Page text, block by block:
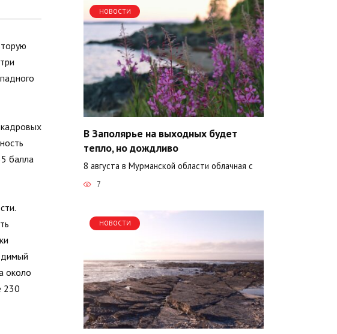
балла
около
230
НОВОСТИ
В Заполярье на выходных будет
тепло, но дождливо
8 августа в Мурманской области облачная с
7
НОВОСТИ